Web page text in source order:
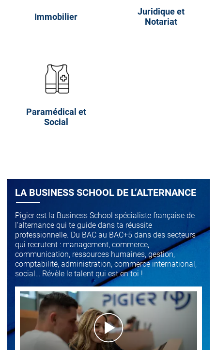
Immobilier
Juridique et
Notariat
Paramédical et
Social
LA BUSINESS SCHOOL DE L’ALTERNANCE
Pigier est la Business School spécialiste française de
l'alternance qui te guide dans ta réussite
professionnelle. Du BAC au BAC+5 dans des secteurs
qui recrutent : management, commerce,
communication, ressources humaines, gestion,
comptabilité, administration, commerce international,
social… Révèle le talent qui est en toi !